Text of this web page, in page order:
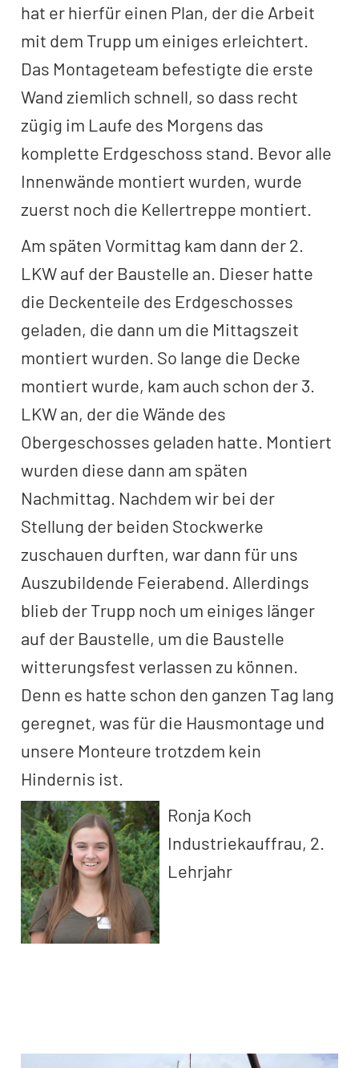
hat er hierfür einen Plan, der die Arbeit
mit dem Trupp um einiges erleichtert.
Das Montageteam befestigte die erste
Wand ziemlich schnell, so dass recht
zügig im Laufe des Morgens das
komplette Erdgeschoss stand. Bevor alle
Innenwände montiert wurden, wurde
zuerst noch die Kellertreppe montiert.
Am späten Vormittag kam dann der 2.
LKW auf der Baustelle an. Dieser hatte
die Deckenteile des Erdgeschosses
geladen, die dann um die Mittagszeit
montiert wurden. So lange die Decke
montiert wurde, kam auch schon der 3.
LKW an, der die Wände des
Obergeschosses geladen hatte. Montiert
wurden diese dann am späten
Nachmittag. Nachdem wir bei der
Stellung der beiden Stockwerke
zuschauen durften, war dann für uns
Auszubildende Feierabend. Allerdings
blieb der Trupp noch um einiges länger
auf der Baustelle, um die Baustelle
witterungsfest verlassen zu können.
Denn es hatte schon den ganzen Tag lang
geregnet, was für die Hausmontage und
unsere Monteure trotzdem kein
Hindernis ist.
Ronja Koch
Industriekauffrau, 2.
Lehrjahr